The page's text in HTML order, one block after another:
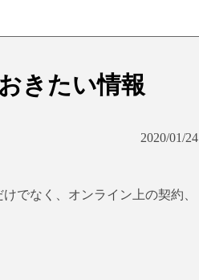
きたい情報
2020/01/24
でなく、オンライン上の契約、